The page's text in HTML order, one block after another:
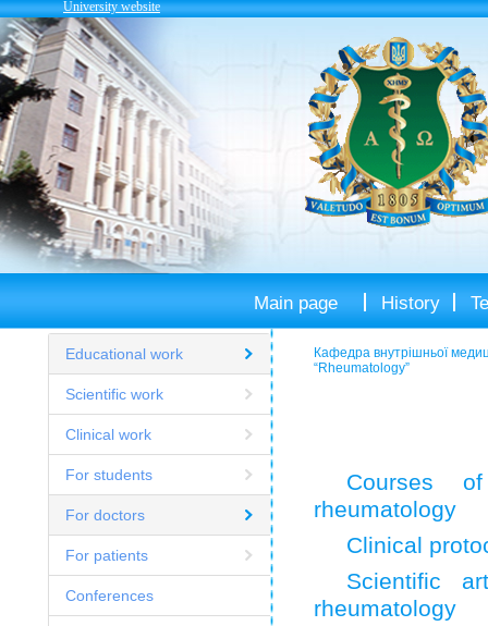
University website
Main page History
Educational work
Scientific work
Clinical work
For students
For doctors
For patients
Conferences
Кафедра внутрішньої
“Rheumatology”
Courses
rheumatology
Clinical
Scientific
rheumatology